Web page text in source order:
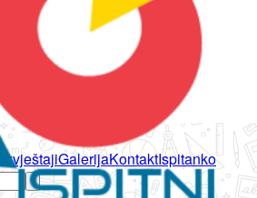
IzvještajiGalerijaKontaktIspitanko